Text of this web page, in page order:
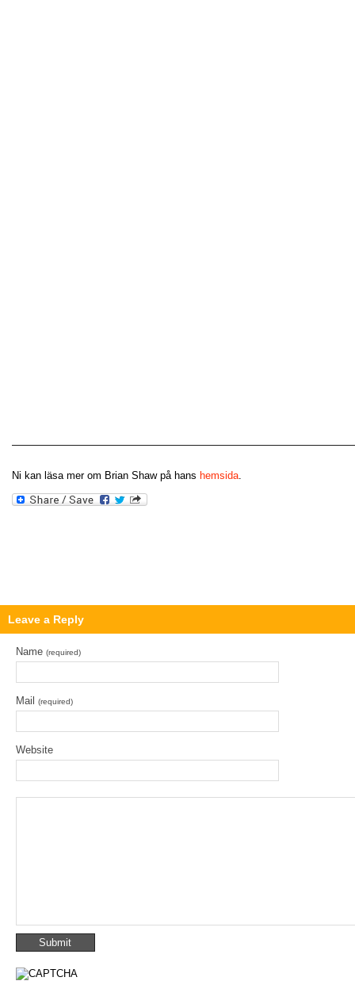
Ni kan läsa mer om Brian Shaw på hans hemsida.
Leave a Reply
Name (required)
Mail (required)
Website